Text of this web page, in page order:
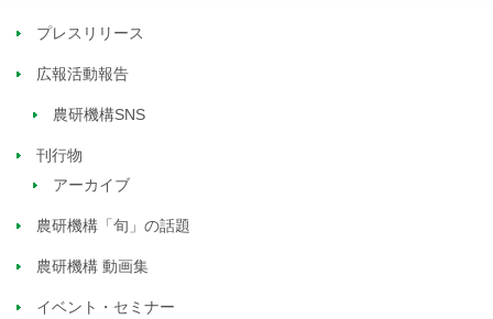
プレスリリース
広報活動報告
農研機構SNS
刊行物
アーカイブ
農研機構「旬」の話題
農研機構 動画集
イベント・セミナー